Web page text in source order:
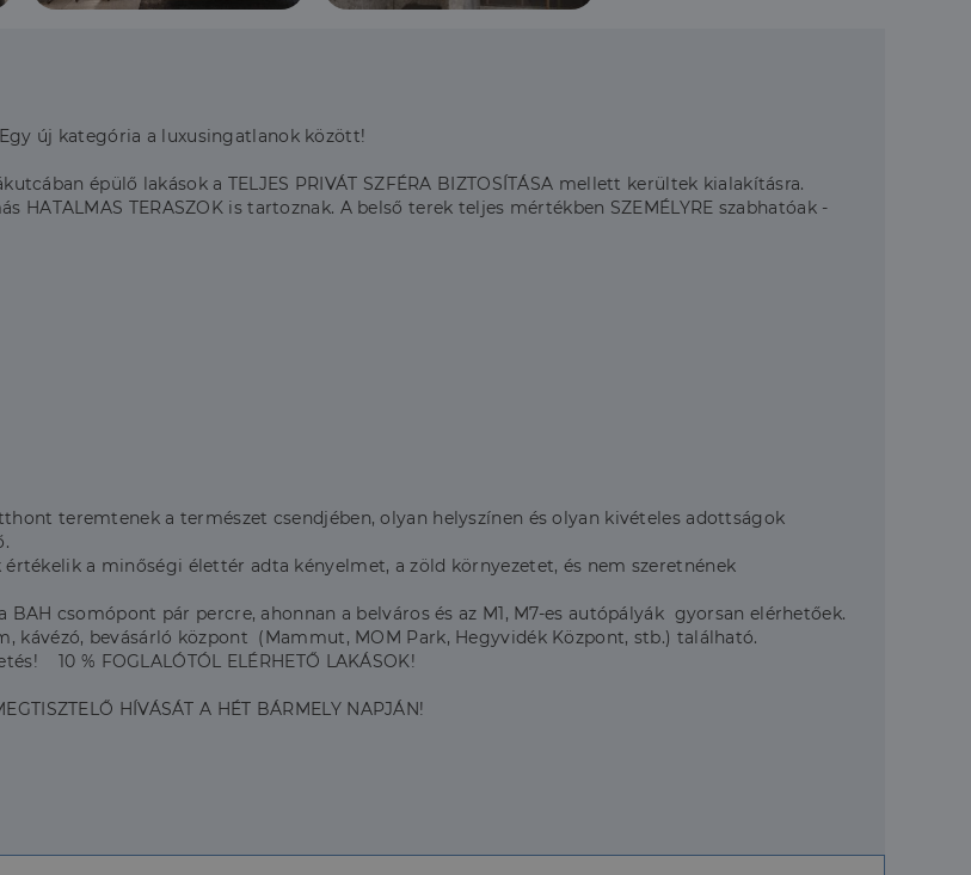
Egy új kategória a luxusingatlanok között!
épülő lakások a TELJES PRIVÁT SZFÉRA BIZTOSÍTÁSA mellett kerültek kialakításra.
TERASZOK is tartoznak. A belső terek teljes mértékben SZEMÉLYRE szabhatóak -
teremtenek a természet csendjében, olyan helyszínen és olyan kivételes adottságok
a minőségi élettér adta kényelmet, a zöld környezetet, és nem szeretnének
csomópont pár percre, ahonnan a belváros és az M1, M7-es autópályák gyorsan elérhetőek.
kávézó, bevásárló központ (Mammut, MOM Park, Hegyvidék Központ, stb.) található.
10 % FOGLALÓTÓL ELÉRHETŐ LAKÁSOK!
HÍVÁSÁT A HÉT BÁRMELY NAPJÁN!